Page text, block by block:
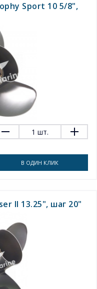
Sport 10 5/8",
1 шт.
В ОДИН КЛИК
II 13.25", шаг 20"